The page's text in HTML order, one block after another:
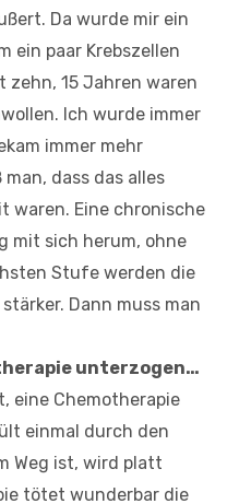
Da wurde mir ein
ein paar Krebszellen
15 Jahren waren
Ich wurde immer
immer mehr
dass das alles
waren. Eine chronische
mit sich herum, ohne
Stufe werden die
Dann muss man
unterzogen…
eine Chemotherapie
einmal durch den
Weg ist, wird platt
tötet wunderbar die